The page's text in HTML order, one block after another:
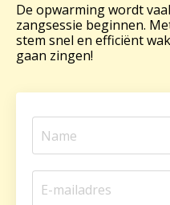
De opwarming wordt
zangsessie beginnen.
stem snel en efficiënt
gaan zingen!